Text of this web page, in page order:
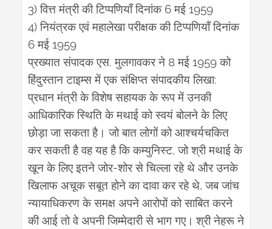
3)वित्त मंत्री की टिप्पणियाँ दिनांक6मई 1959
4)नियंत्रक एवं महालेखा परीक्षक की टिप्पणियाँ दिनांक
6मई 1959
प्रख्यात संपादक एस.मुलगावकर ने 8मई 1959को
हिंदुस्तान टाइम्स में एक संक्षिप्त संपादकीय लिखा:
प्रधान मंत्री के विशेष सहायक के रूप में उनकी
आधिकारिक स्थिति के मथाई को स्वयं बोलने के लिए
छोड़ा जा सकता है। जो बात लोगों को आश्चर्यचकित
कर सकती है वह यह है कि कम्युनिस्ट,जो श्री मथाई के
खून के लिए इतने जोर-शोर से चिल्ला रहे थे और उनके
खिलाफ अचूक सबूत होने का दावा कर रहे थे,जब जांच
न्यायाधिकरण के समक्ष अपने आरोपों को साबित करने
की आई तो वे अपनी जिम्मेदारी से भाग गए। श्री नेहरू ने